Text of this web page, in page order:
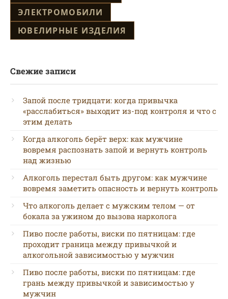
ЭЛЕКТРОМОБИЛИ
ЮВЕЛИРНЫЕ ИЗДЕЛИЯ
Свежие записи
Запой после тридцати: когда привычка
«расслабиться» выходит из-под контроля и что с
этим делать
Когда алкоголь берёт верх: как мужчине
вовремя распознать запой и вернуть контроль
над жизнью
Алкоголь перестал быть другом: как мужчине
вовремя заметить опасность и вернуть контроль
Что алкоголь делает с мужским телом — от
бокала за ужином до вызова нарколога
Пиво после работы, виски по пятницам: где
проходит граница между привычкой и
алкогольной зависимостью у мужчин
Пиво после работы, виски по пятницам: где
грань между привычкой и зависимостью у
мужчин